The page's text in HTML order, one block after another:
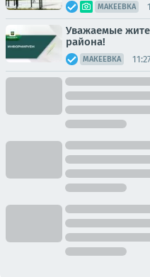
МАКЕЕВКА
Уважаемые
района!
МАКЕЕВКА